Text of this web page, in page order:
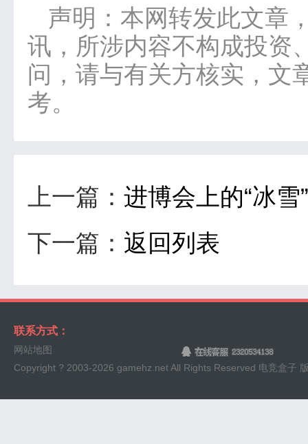
声明：本网转发此文章
讯，所涉内容不构成投资
问，请与有关方核实，文
考。
上一篇： 进博会上的“冰雪
下一篇： 返回列表
联系方式：
网站地图
Copyright ? 2003-2026 gamehz.net All Rights Reserved 电竞盒子